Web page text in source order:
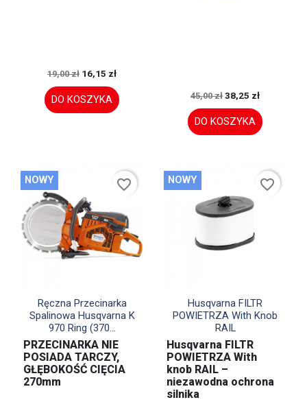
19,00 zł 16,15 zł
DO KOSZYKA 45,00 zł 38,25 zł
DO KOSZYKA
Szybki podgląd
Ręczna Przecinarka
Spalinowa Husqvarna K
970 Ring (370...
PRZECINARKA NIE
POSIADA TARCZY,
GŁĘBOKOŚĆ CIĘCIA
270mm
NOWY favorite_border
Szybki podgląd
Husqvarna FILTR
POWIETRZA With Knob
RAIL
Husqvarna FILTR
POWIETRZA With
knob RAIL –
niezawodna ochrona
silnika
NOWY favorite_border